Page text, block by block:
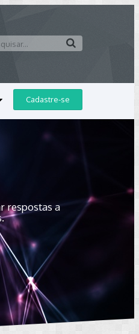
Cadastre-se
respostas a